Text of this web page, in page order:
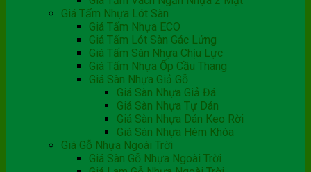
Giá Tấm Nhựa Lót Sàn
Giá Tấm Nhựa ECO
Giá Tấm Lót Sàn Gác Lửng
Giá Tấm Sàn Nhựa Chịu Lực
Giá Tấm Nhựa Ốp Cầu Thang
Giá Sàn Nhựa Giả Gỗ
Giá Sàn Nhựa Giả Đá
Giá Sàn Nhựa Tự Dán
Giá Sàn Nhựa Dán Keo Rời
Giá Sàn Nhựa Hèm Khóa
Giá Gỗ Nhựa Ngoài Trời
Giá Sàn Gỗ Nhựa Ngoài Trời